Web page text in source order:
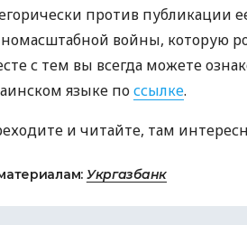
против публикации
войны, которую
с тем вы всегда можете
языке поссылке.
и читайте, там
Укргазбанк